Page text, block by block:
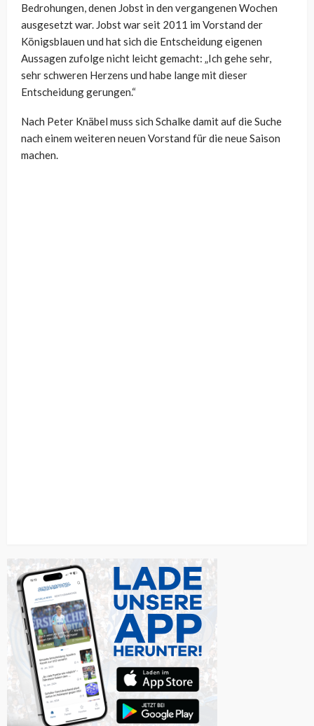
Bedrohungen, denen Jobst in den vergangenen Wochen
ausgesetzt war. Jobst war seit 2011 im Vorstand der
Königsblauen und hat sich die Entscheidung eigenen
Aussagen zufolge nicht leicht gemacht: „Ich gehe sehr,
sehr schweren Herzens und habe lange mit dieser
Entscheidung gerungen.“
Nach Peter Knäbel muss sich Schalke damit auf die Suche
nach einem weiteren neuen Vorstand für die neue Saison
machen.